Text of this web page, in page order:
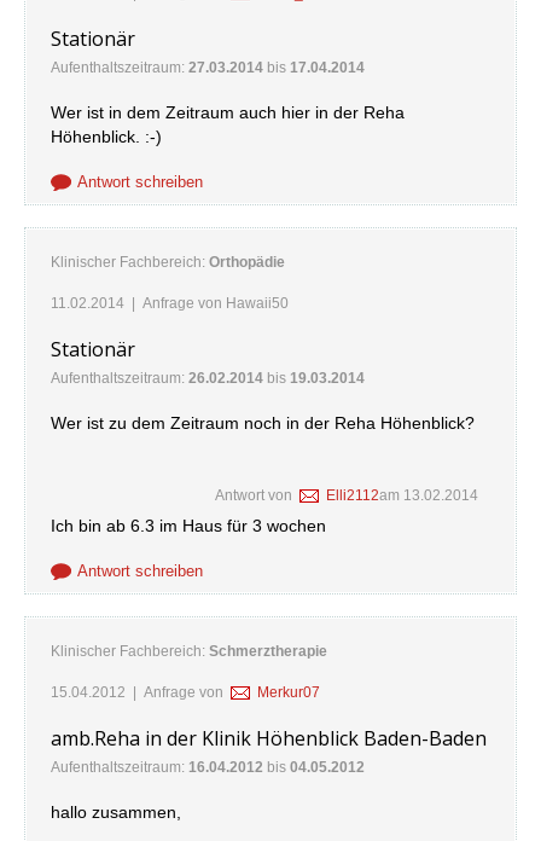
Stationär
Aufenthaltszeitraum: 27.03.2014 bis 17.04.2014
Wer ist in dem Zeitraum auch hier in der Reha
Höhenblick. :-)
Antwort schreiben
Klinischer Fachbereich: Orthopädie
11.02.2014 | Anfrage von Hawaii50
Stationär
Aufenthaltszeitraum: 26.02.2014 bis 19.03.2014
Wer ist zu dem Zeitraum noch in der Reha Höhenblick?
Antwort von Elli2112am 13.02.2014
Ich bin ab 6.3 im Haus für 3 wochen
Antwort schreiben
Klinischer Fachbereich: Schmerztherapie
15.04.2012 | Anfrage von Merkur07
amb.Reha in der Klinik Höhenblick Baden-Baden
Aufenthaltszeitraum: 16.04.2012 bis 04.05.2012
hallo zusammen,